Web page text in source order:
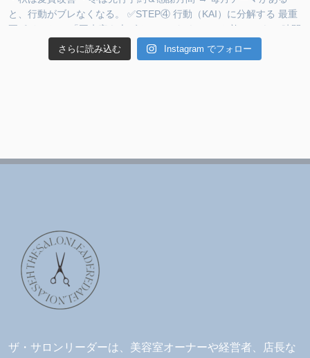
さらに読み込む Instagram でフォロー
ザ・サロンリーダーは、美容室オーナーや経営者、店長な